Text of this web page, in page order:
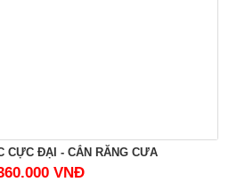
CỰC ĐẠI - CẮN RĂNG CƯA
VNĐ